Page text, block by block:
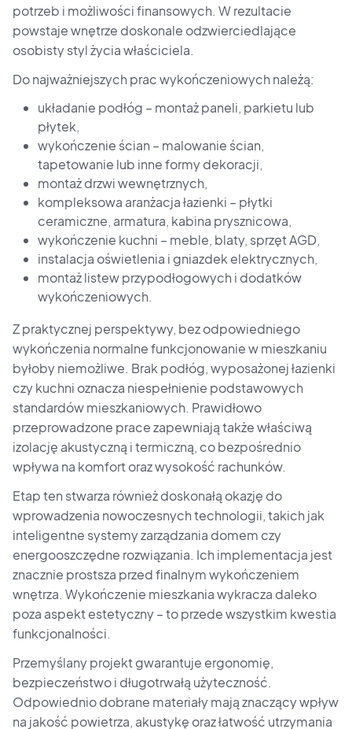
potrzeb i możliwości finansowych. W rezultacie
powstaje wnętrze doskonale odzwierciedlające
osobisty styl życia właściciela.
Do najważniejszych prac wykończeniowych należą:
układanie podłóg – montaż paneli, parkietu lub
płytek,
wykończenie ścian – malowanie ścian,
tapetowanie lub inne formy dekoracji,
montaż drzwi wewnętrznych,
kompleksowa aranżacja łazienki – płytki
ceramiczne, armatura, kabina prysznicowa,
wykończenie kuchni – meble, blaty, sprzęt AGD,
instalacja oświetlenia i gniazdek elektrycznych,
montaż listew przypodłogowych i dodatków
wykończeniowych.
Z praktycznej perspektywy, bez odpowiedniego
wykończenia normalne funkcjonowanie w mieszkaniu
byłoby niemożliwe. Brak podłóg, wyposażonej łazienki
czy kuchni oznacza niespełnienie podstawowych
standardów mieszkaniowych. Prawidłowo
przeprowadzone prace zapewniają także właściwą
izolację akustyczną i termiczną, co bezpośrednio
wpływa na komfort oraz wysokość rachunków.
Etap ten stwarza również doskonałą okazję do
wprowadzenia nowoczesnych technologii, takich jak
inteligentne systemy zarządzania domem czy
energooszczędne rozwiązania. Ich implementacja jest
znacznie prostsza przed finalnym wykończeniem
wnętrza. Wykończenie mieszkania wykracza daleko
poza aspekt estetyczny – to przede wszystkim kwestia
funkcjonalności.
Przemyślany projekt gwarantuje ergonomię,
bezpieczeństwo i długotrwałą użyteczność.
Odpowiednio dobrane materiały mają znaczący wpływ
na jakość powietrza, akustykę oraz łatwość utrzymania